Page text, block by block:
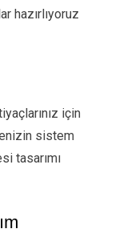
hazırlıyoruz
için
sistem
tasarımı